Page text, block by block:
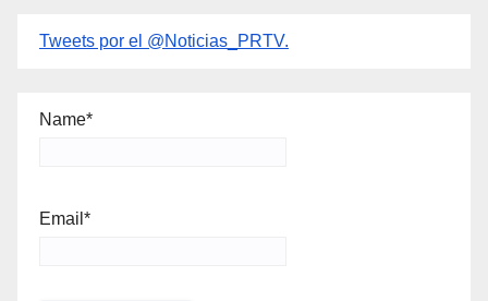
Tweets por el @Noticias_PRTV.
Name*
Email*